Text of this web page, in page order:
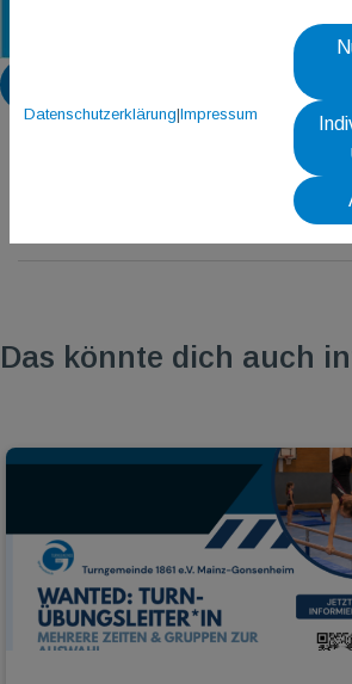
Das könnte dich auch
Datenschutzerklärung|Impressum